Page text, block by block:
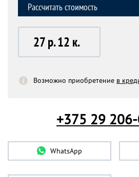
Рассчитать стоимость
27 р. 12 к.
Возможно приобретение в
+375 29
WhatsApp